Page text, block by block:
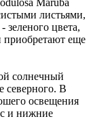
листьями,
зеленого цвета,
приобретают еще
солнечный
северного. В
освещения
и нижние